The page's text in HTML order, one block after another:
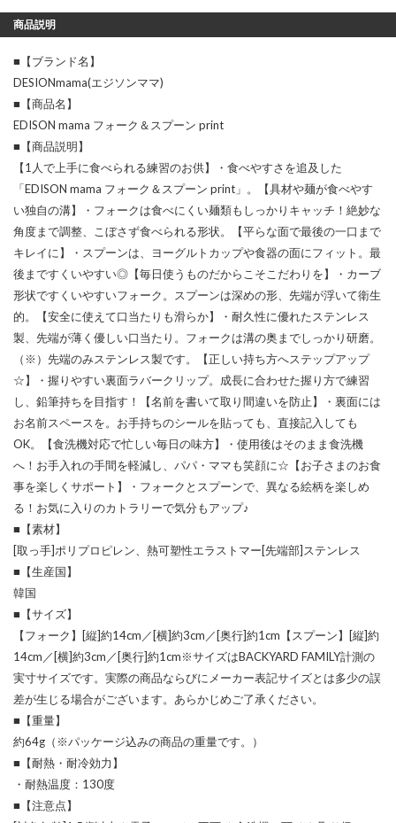
商品説明
■【ブランド名】
DESIONmama(エジソンママ)
■【商品名】
EDISON mama フォーク＆スプーン print
■【商品説明】
【1人で上手に食べられる練習のお供】・食べやすさを追及した
「EDISON mama フォーク＆スプーン print」。【具材や麺が食べやす
い独自の溝】・フォークは食べにくい麺類もしっかりキャッチ！絶妙な
角度まで調整、こぼさず食べられる形状。【平らな面で最後の一口まで
キレイに】・スプーンは、ヨーグルトカップや食器の面にフィット。最
後まですくいやすい◎【毎日使うものだからこそこだわりを】・カーブ
形状ですくいやすいフォーク。スプーンは深めの形、先端が浮いて衛生
的。【安全に使えて口当たりも滑らか】・耐久性に優れたステンレス
製、先端が薄く優しい口当たり。フォークは溝の奥までしっかり研磨。
（※）先端のみステンレス製です。【正しい持ち方へステップアップ
☆】・握りやすい裏面ラバークリップ。成長に合わせた握り方で練習
し、鉛筆持ちを目指す！【名前を書いて取り間違いを防止】・裏面には
お名前スペースを。お手持ちのシールを貼っても、直接記入しても
OK。【食洗機対応で忙しい毎日の味方】・使用後はそのまま食洗機
へ！お手入れの手間を軽減し、パパ・ママも笑顔に☆【お子さまのお食
事を楽しくサポート】・フォークとスプーンで、異なる絵柄を楽しめ
る！お気に入りのカトラリーで気分もアップ♪
■【素材】
[取っ手]ポリプロピレン、熱可塑性エラストマー[先端部]ステンレス
■【生産国】
韓国
■【サイズ】
【フォーク】[縦]約14cm／[横]約3cm／[奥行]約1cm【スプーン】[縦]約
14cm／[横]約3cm／[奥行]約1cm※サイズはBACKYARD FAMILY計測の
実寸サイズです。実際の商品ならびにメーカー表記サイズとは多少の誤
差が生じる場合がございます。あらかじめご了承ください。
■【重量】
約64g（※パッケージ込みの商品の重量です。）
■【耐熱・耐冷効力】
・耐熱温度：130度
■【注意点】